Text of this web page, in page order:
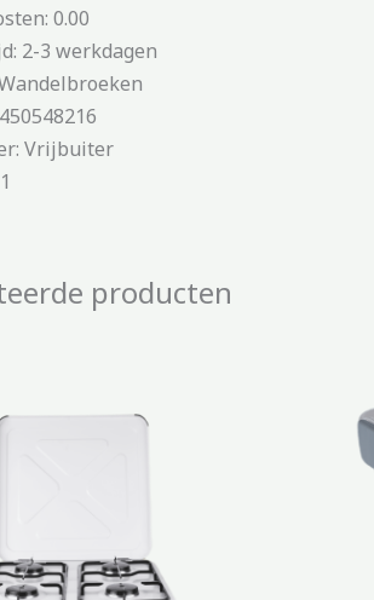
0.00
2-3 werkdagen
Vrijbuiter
producten